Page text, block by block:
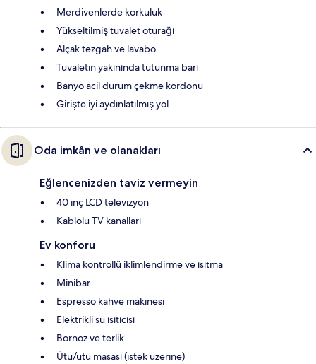
Merdivenlerde korkuluk
Yükseltilmiş tuvalet oturağı
Alçak tezgah ve lavabo
Tuvaletin yakınında tutunma barı
Banyo acil durum çekme kordonu
Girişte iyi aydınlatılmış yol
Oda imkân ve olanakları
Eğlencenizden taviz vermeyin
40 inç LCD televizyon
Kablolu TV kanalları
Ev konforu
Klima kontrollü iklimlendirme ve ısıtma
Minibar
Espresso kahve makinesi
Elektrikli su ısıtıcısı
Bornoz ve terlik
Ütü/ütü masası (istek üzerine)